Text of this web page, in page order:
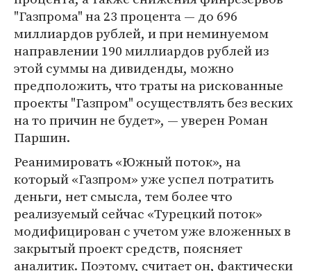
"Газпрома" на 23 процента — до 696
миллиардов рублей, и при неминуемом
направлении 190 миллиардов рублей из
этой суммы на дивиденды, можно
предположить, что траты на рискованные
проекты "Газпром" осуществлять без веских
на то причин не будет», — уверен Роман
Паршин.
Реанимировать «Южный поток», на
который «Газпром» уже успел потратить
деньги, нет смысла, тем более что
реализуемый сейчас «Турецкий поток»
модифицирован с учетом уже вложенных в
закрытый проект средств, поясняет
аналитик. Поэтому, считает он, фактически